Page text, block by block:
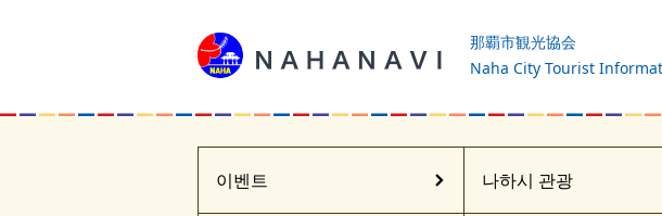
那覇市観光協会
Naha City Tourist
이벤트 나하시 관광